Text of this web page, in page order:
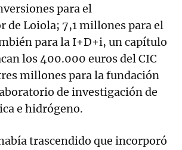
para el
de Loiola; 7,1 millones para el
para la I+D+i, un capítulo
los 400.000 euros del CIC
millones para la fundación
de investigación de
e hidrógeno.
trascendido que incorporó